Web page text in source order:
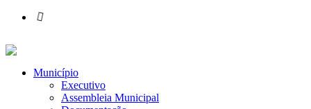
Município
Executivo
Assembleia Municipal